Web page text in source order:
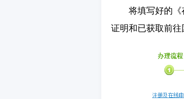
将填写好的
证明和已获取前往